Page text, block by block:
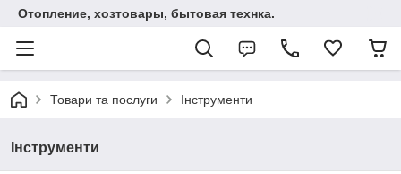
Отопление, хозтовары, бытовая технка.
Товари та послуги Інструменти
Інструменти